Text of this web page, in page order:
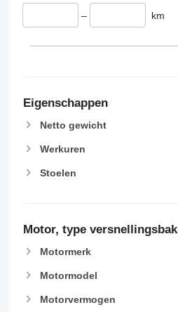
– km
Eigenschappen
Netto gewicht
Werkuren
Stoelen
Motor, type versnellingsbak
Motormerk
Motormodel
Motorvermogen